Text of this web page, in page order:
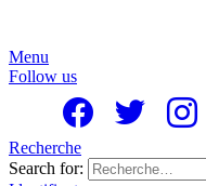
Menu
Follow us
Recherche
Search for: